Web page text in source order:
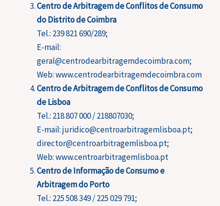
Centro de Arbitragem de Conflitos de Consumo
do Distrito de Coimbra
Tel.: 239 821 690/289;
E-mail:
geral@centrodearbitragemdecoimbra.com;
Web: www.centrodearbitragemdecoimbra.com
Centro de Arbitragem de Conflitos de Consumo
de Lisboa
Tel.: 218 807 000 / 218807030;
E-mail: juridico@centroarbitragemlisboa.pt;
director@centroarbitragemlisboa.pt;
Web: www.centroarbitragemlisboa.pt
Centro de Informação de Consumo e
Arbitragem do Porto
Tel.: 225 508 349 / 225 029 791;